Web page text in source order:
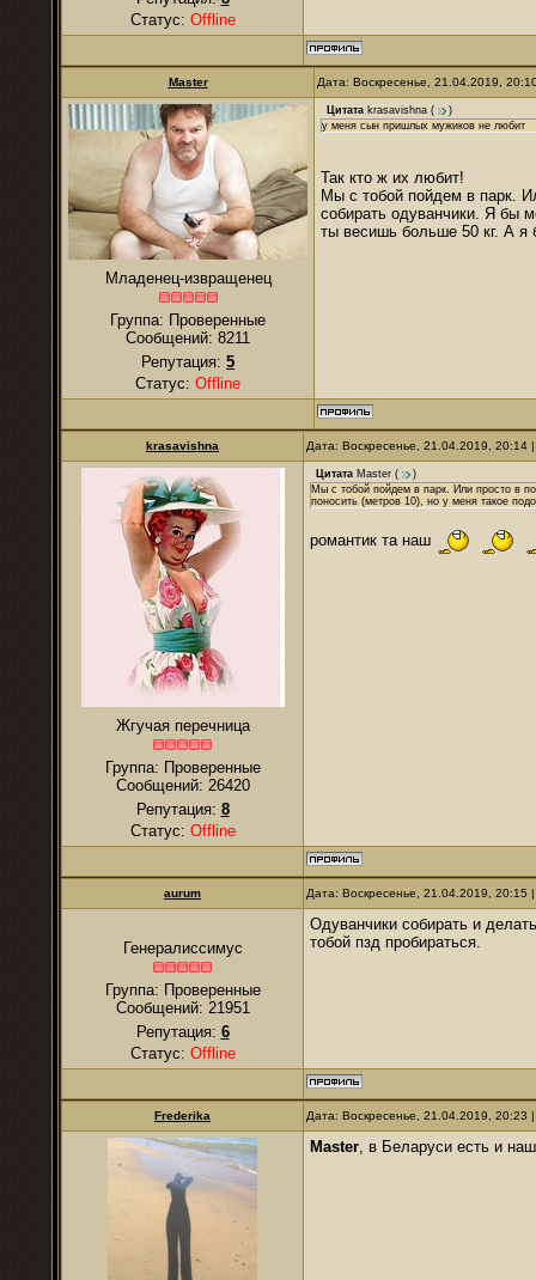
Статус: Offline
Master Дата: Воскресенье, 21.04.2019,
Младенец-извращенец
Группа: Проверенные
Сообщений: 8211
Репутация: 5
Статус: Offline
Цитата krasavishna (
)
у меня сын пришлых мужиков не любит
Так кто ж их любит!
Мы с тобой пойдем в парк.
собирать одуванчики. Я бы
ты весишь больше 50 кг. А я
krasavishna Дата: Воскресенье, 21.04.2019,
Жгучая перечница
Группа: Проверенные
Сообщений: 26420
Репутация: 8
Статус: Offline
Цитата Master (
)
Мы с тобой пойдем в парк. Или просто в
поносить (метров 10), но у меня такое
романтик та наш
аurum Дата: Воскресенье, 21.04.2019,
Генералиссимус
Группа: Проверенные
Сообщений: 21951
Репутация: 6
Статус: Offline
Одуванчики собирать и
тобой пзд пробираться.
Frederika Дата: Воскресенье, 21.04.2019,
Master, в Беларуси есть и